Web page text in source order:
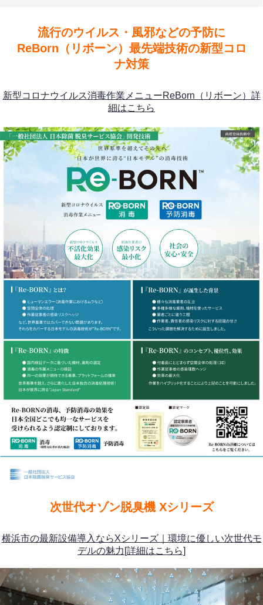
流行のウイルス・風邪などの予防に
ReBorn（リボーン）最先端技術の新型コロ
ナ対策
新型コロナウイルス消毒作業メニューReBorn（リボーン）詳
細はこちら
次世代オゾン脱臭機 Xシリーズ
横浜市の最新設備導入ならXシリーズ｜環境に優しい次世代モ
デルの魅力[詳細はこちら]